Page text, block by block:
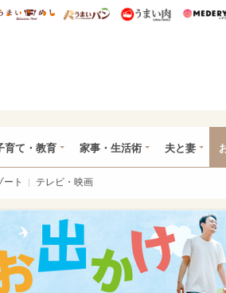
研 ディズニー特集
うまいめし うまいパン うまい肉
育て・教育 家事・生活術 夫と妻
ート テレビ・映画